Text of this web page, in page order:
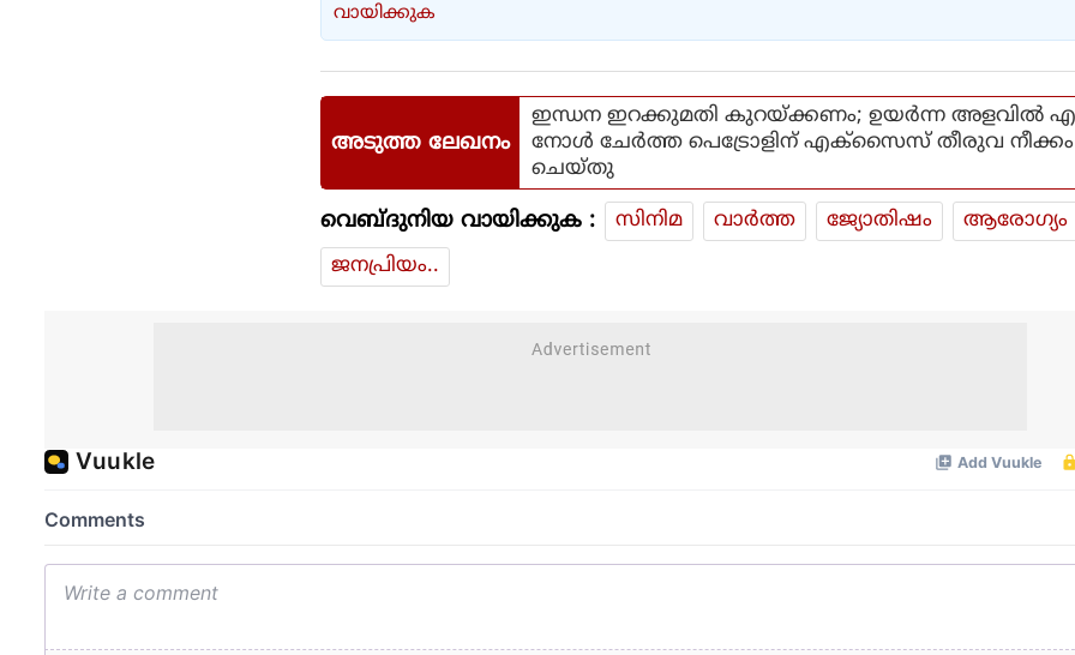
വായിക്കുക
അടുത്ത ലേഖനം
ഇന്ധന ഇറക്കുമതി കുറയ്ക്കണം; ഉയര്‍ന്ന അളവില്‍
നോള്‍ ചേര്‍ത്ത പെട്രോളിന് എക്‌സൈസ് തീരുവ നീക്കം
ചെയ്തു
വെബ്ദുനിയ വായിക്കുക : സിനിമ വാര്‍ത്ത ജ്യോതിഷം
ആരോഗ്യം
ജനപ്രിയം..